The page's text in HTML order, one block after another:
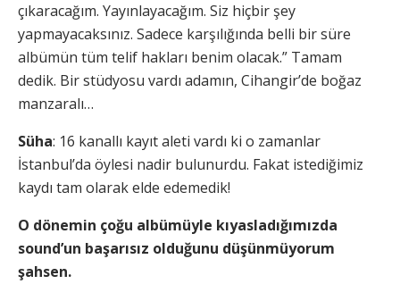
çıkaracağım. Yayınlayacağım. Siz hiçbir şey
yapmayacaksınız. Sadece karşılığında belli bir süre
albümün tüm telif hakları benim olacak.” Tamam
dedik. Bir stüdyosu vardı adamın, Cihangir’de boğaz
manzaralı…
Süha: 16 kanallı kayıt aleti vardı ki o zamanlar
İstanbul’da öylesi nadir bulunurdu. Fakat istediğimiz
kaydı tam olarak elde edemedik!
O dönemin çoğu albümüyle kıyasladığımızda
sound’un başarısız olduğunu düşünmüyorum
şahsen.